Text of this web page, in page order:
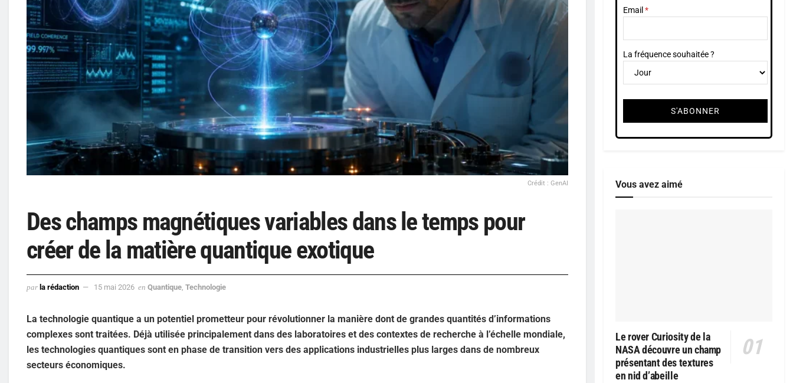
Crédit : GenAI
Des champs magnétiques variables dans le temps pour
créer de la matière quantique exotique
par la rédaction 15 mai 2026 en Quantique Technologie
La technologie quantique a un potentiel prometteur pour révolutionner la manière dont de grandes quantités d’informations
complexes sont traitées. Déjà utilisée principalement dans des laboratoires et des contextes de recherche à l’échelle mondiale,
les technologies quantiques sont en phase de transition vers des applications industrielles plus larges dans de nombreux
secteurs économiques.
Email
La fréquence souhaitée ?
Vous avez aimé
Le rover Curiosity de la
NASA découvre un champ
présentant des textures
en nid d’abeille